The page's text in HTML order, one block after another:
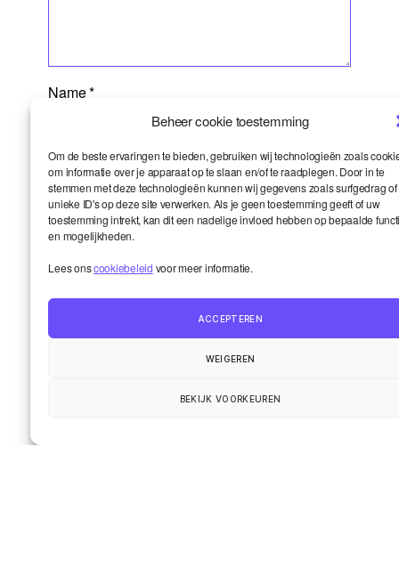
Beheer cookie toestemming
Om de beste ervaringen te bieden, gebruiken wij technologieën zoals
om informatie over je apparaat op te slaan en/of te raadplegen. Door in te
stemmen met deze technologieën kunnen wij gegevens zoals surfgedrag of
unieke ID's op deze site verwerken. Als je geen toestemming geeft of uw
toestemming intrekt, kan dit een nadelige invloed hebben op bepaalde
en mogelijkheden.
Lees onscookiebeleid voor meer informatie.
ACCEPTEREN
WEIGEREN
BEKIJK VOORKEUREN
Name*
Email*
Website